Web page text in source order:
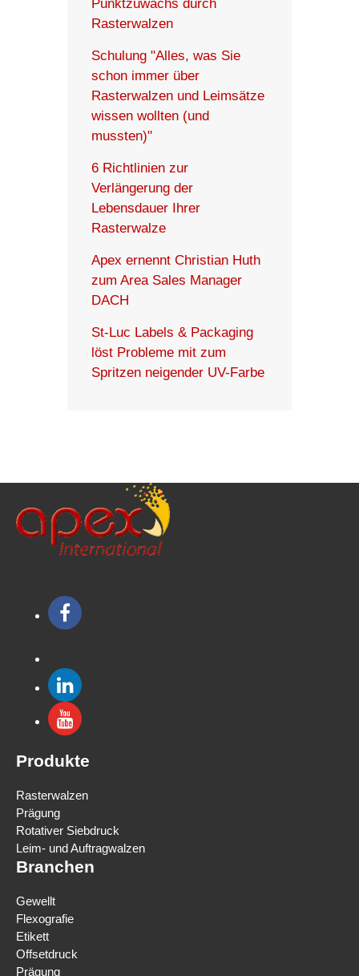
Punktzuwachs durch
Rasterwalzen
Schulung "Alles, was Sie
schon immer über
Rasterwalzen und Leimsätze
wissen wollten (und
mussten)"
6 Richtlinien zur
Verlängerung der
Lebensdauer Ihrer
Rasterwalze
Apex ernennt Christian Huth
zum Area Sales Manager
DACH
St-Luc Labels & Packaging
löst Probleme mit zum
Spritzen neigender UV-Farbe
Produkte
Rasterwalzen
Prägung
Rotativer Siebdruck
Leim- und Auftragwalzen
Branchen
Gewellt
Flexografie
Etikett
Offsetdruck
Prägung